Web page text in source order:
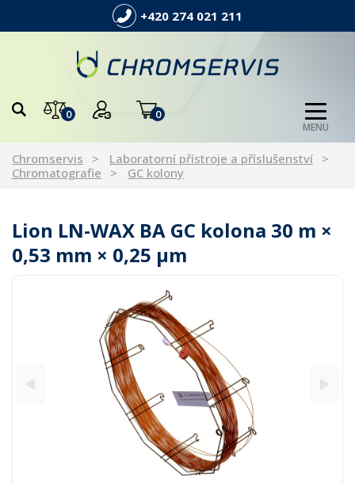
+420 274 021 211
0 0
MENU
Chromservis
Laboratorní přístroje a příslušenství
Chromatografie
GC kolony
Lion LN-WAX BA GC kolona 30 m ×
0,53 mm × 0,25 µm